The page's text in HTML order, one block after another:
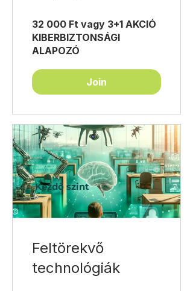
32 000 Ft vagy 3+1 AKCIÓ
KIBERBIZTONSÁGI
ALAPOZÓ
Join
Feltörekvő
technológiák
Kezdő szint